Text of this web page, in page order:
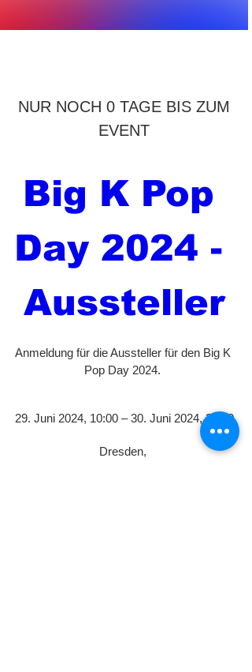
NUR NOCH 0 TAGE BIS ZUM
EVENT
Big K Pop
Day 2024 -
Aussteller
Anmeldung für die Aussteller für den Big K
Pop Day 2024.
29. Juni 2024, 10:00 – 30. Juni 2024, 20:00
Dresden,